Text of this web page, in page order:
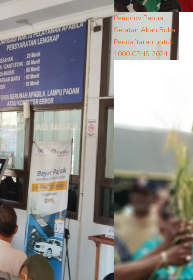
Pemprov Papua
Selatan Akan Buka
Pendaftaran untuk
1000 CPNS 2024